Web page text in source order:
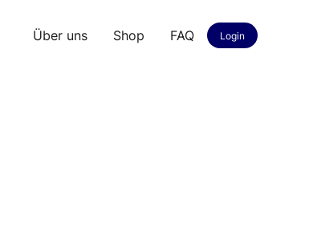
Über uns Shop FAQ Login